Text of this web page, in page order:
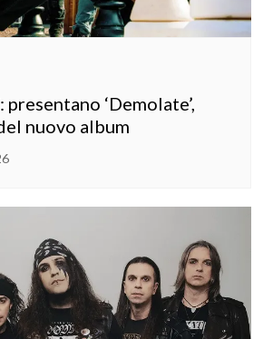
‘Demolate’,
nuovo album